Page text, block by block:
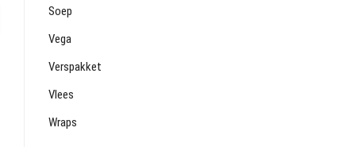
Soep
Vega
Verspakket
Vlees
Wraps